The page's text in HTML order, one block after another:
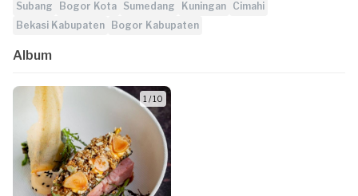
Subang
Bogor Kota Sumedang Kuningan Cimahi
Bekasi Kabupaten
Bogor Kabupaten
Album
1 / 10